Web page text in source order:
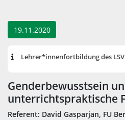
19.11.2020
Lehrer*innenfortbildung des
Genderbewusstsein
unterrichtspraktische
Referent: David Gasparjan, FU